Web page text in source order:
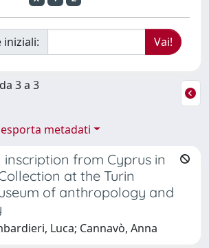
iniziali:
3 a 3
esporta metadati
inscription from Cyprus in
at the Turin
of anthropology and
Luca; Cannavò, Anna